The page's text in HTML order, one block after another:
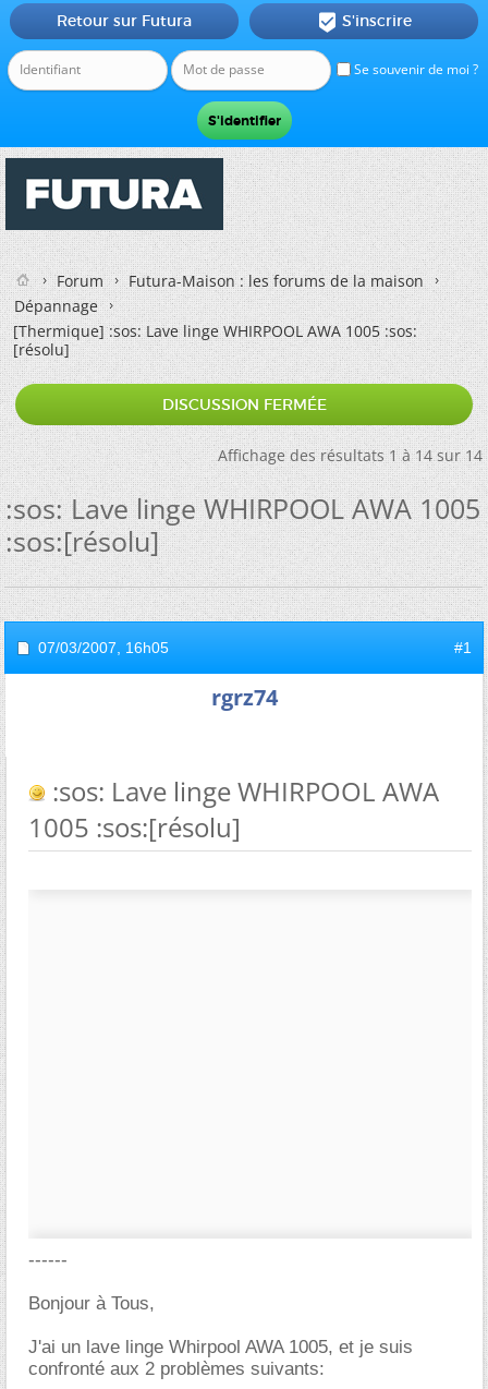
Se souvenir de moi ?
Retour sur Futura  S'inscrire
Forum
Futura-Maison : les forums de la maison
Dépannage
[Thermique]:sos: Lave linge WHIRPOOL AWA 1005 :sos:
[résolu]
DISCUSSION FERMÉE
Affichage des résultats 1 à 14 sur 14
:sos: Lave linge WHIRPOOL AWA 1005
:sos:[résolu]
07/03/2007, 16h05 #1
rgrz74
:sos: Lave linge WHIRPOOL AWA
1005 :sos:[résolu]
------
Bonjour à Tous,
J'ai un lave linge Whirpool AWA 1005, et je suis
confronté aux 2 problèmes suivants: